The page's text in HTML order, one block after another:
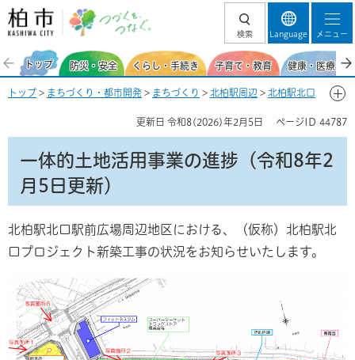
柏市 つづくを、
検索 Language メニュー
トップ 防災・安全 くらし・手続き 子育て・教育 健康・医療・
トップ > まちづくり・都市開発 > まちづくり > 北柏駅周辺 > 北柏駅北口
更新日 令和8(2026)年2月5日 ページID 44787
一体的土地活用事業の進捗（令和8年2
月5日更新）
北柏駅北口駅前広場周辺地区における、（仮称）北柏駅北
口プロジェクト新築工事の状況をお知らせいたします。